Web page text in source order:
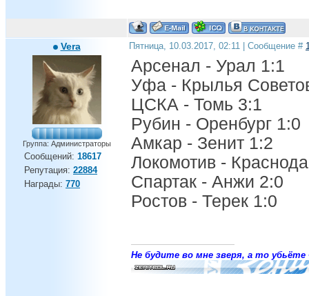
Vera
Группа: Администраторы
Сообщений: 18617
Репутация: 22884
Награды: 770
Пятница, 10.03.2017, 02:11 | Сообщение #
Арсенал - Урал 1:1
Уфа - Крылья
ЦСКА - Томь 3:1
Рубин - Оренбург 1:0
Амкар - Зенит 1:2
Локомотив -
Спартак - Анжи 2:0
Ростов - Терек 1:0
Не будите во мне зверя, а то убьёте